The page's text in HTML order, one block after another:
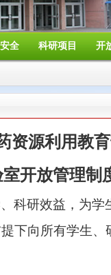
全 科研项目 开
资源利用教
室开放管理制
科研效益，为学
下向所有学生